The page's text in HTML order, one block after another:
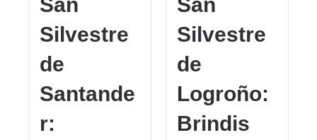
Silvestre
de
Santande
r:
Silvestre
de
Logroño:
Brindis